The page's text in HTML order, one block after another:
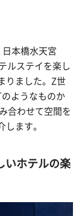
日本橋水天宮
ルステイを楽し
りました。Z世
ようなものか
合わせて空間を
ます。
いホテルの楽